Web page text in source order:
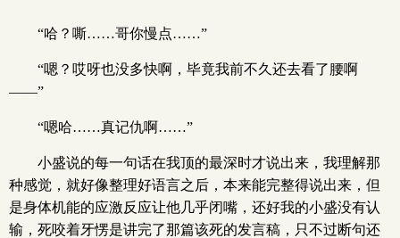
“哈？嘶……哥你慢点……”
“嗯？哎呀也没多快啊，毕竟我前不久还去看了腰啊
——”
“嗯哈……真记仇啊……”
小盛说的每一句话在我顶的最深时才说出来，我理解那
种感觉，就好像整理好语言之后，本来能完整得说出来，但
是身体机能的应激反应让他几乎闭嘴，还好我的小盛没有认
输，死咬着牙愣是讲完了那篇该死的发言稿，只不过断句还